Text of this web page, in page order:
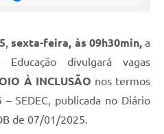
, sexta-feira, às 09h30min,a
divulgará vagas
À INCLUSÃO nos termos
SEDEC, publicada no Diário
de 07/01/2025.